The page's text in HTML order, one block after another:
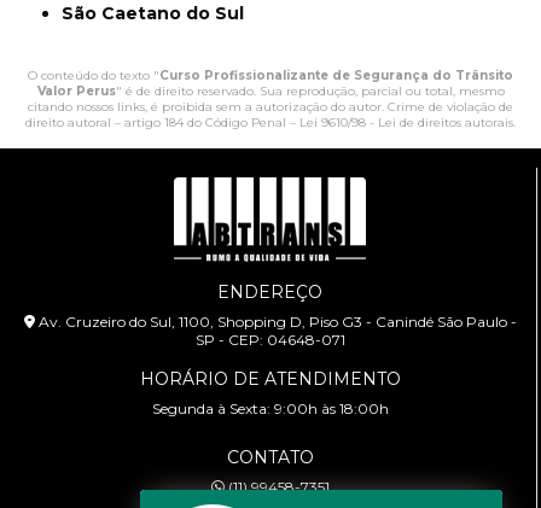
São Caetano do Sul
O conteúdo do texto "Curso Profissionalizante de Segurança do Trânsito
Valor Perus" é de direito reservado. Sua reprodução, parcial ou total, mesmo
citando nossos links, é proibida sem a autorização do autor. Crime de violação de
direito autoral – artigo 184 do Código Penal – Lei 9610/98 - Lei de direitos autorais.
ENDEREÇO
Av. Cruzeiro do Sul, 1100, Shopping D, Piso G3 - Canindé São Paulo -
SP - CEP: 04648-071
HORÁRIO DE ATENDIMENTO
Segunda à Sexta: 9:00h às 18:00h
CONTATO
(11) 99458-7351